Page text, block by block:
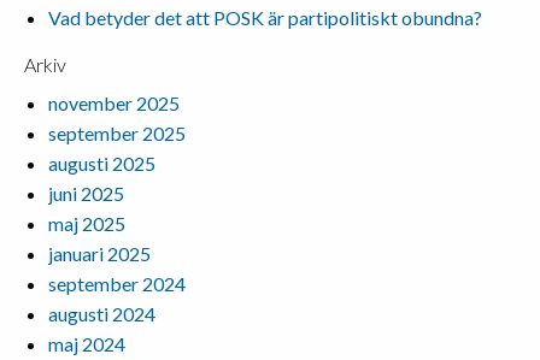
Vad betyder det att POSK är partipolitiskt obundna?
Arkiv
november 2025
september 2025
augusti 2025
juni 2025
maj 2025
januari 2025
september 2024
augusti 2024
maj 2024